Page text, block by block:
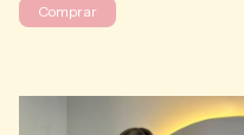
Comprar